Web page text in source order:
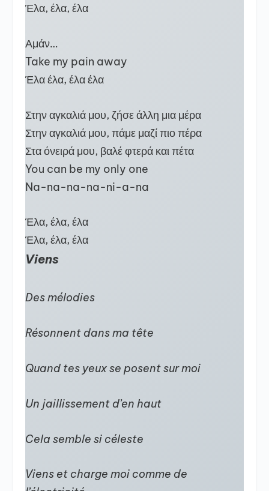
Έλα, έλα, έλα
Αμάν…
Take my pain away
Έλα έλα, έλα έλα
Στην αγκαλιά μου, ζήσε άλλη μια μέρα
Στην αγκαλιά μου, πάμε μαζί πιο πέρα
Στα όνειρά μου, βαλέ φτερά και πέτα
You can be my only one
Na-na-na-na-ni-a-na
Έλα, έλα, έλα
Έλα, έλα, έλα
Viens
Des mélodies
Résonnent dans ma tête
Quand tes yeux se posent sur moi
Un jaillissement d’en haut
Cela semble si céleste
Viens et charge moi comme de